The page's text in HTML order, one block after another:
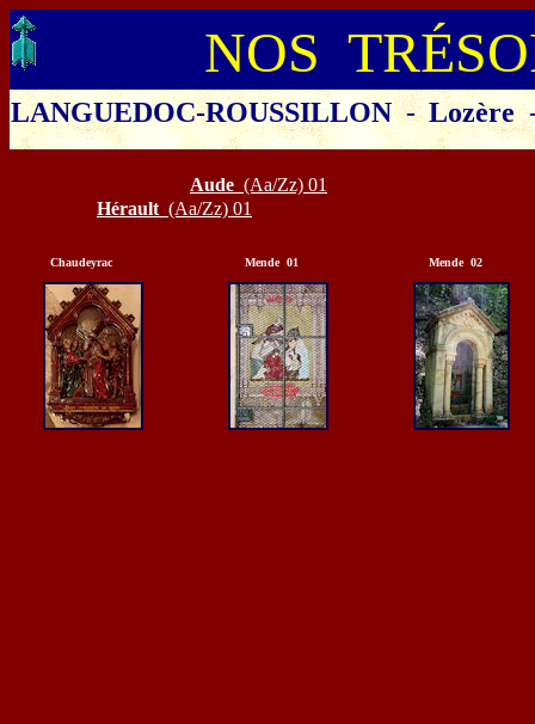
NOS
LANGUEDOC-ROUSSILLON- Lozère
Cliquer sur le département ou la
Aude (Aa/Zz) 01
Hérault (Aa/Zz) 01
Chaudeyrac Mende 01 Mende 02